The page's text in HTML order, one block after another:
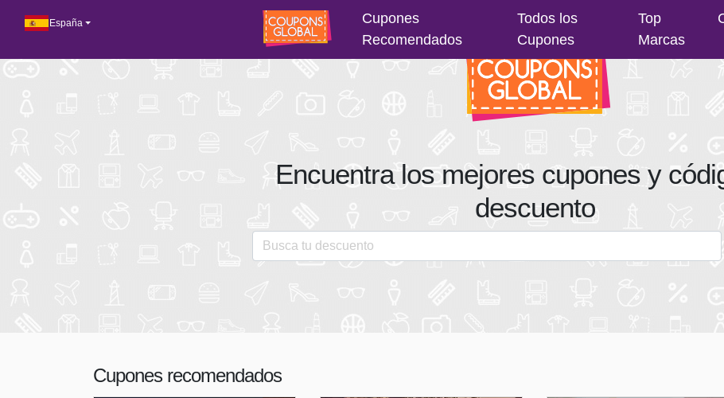
España
Cupones
Recomendados
Todos los
Cupones
Top
Marcas
Encuentra los mejores cupones y
descuento
Cupones recomendados